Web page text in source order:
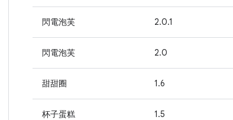
閃電泡芙 2.0.1
閃電泡芙 2.0
甜甜圈 1.6
杯子蛋糕 1.5